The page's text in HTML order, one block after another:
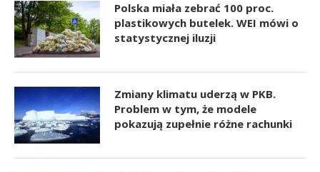
Polska miała zebrać 100 proc.
plastikowych butelek. WEI mówi o
statystycznej iluzji
Zmiany klimatu uderzą w PKB.
Problem w tym, że modele
pokazują zupełnie różne rachunki